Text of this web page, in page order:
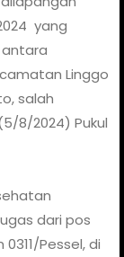
yang
antara
Linggo
salah
8/2024) Pukul
dari pos
Pessel, di